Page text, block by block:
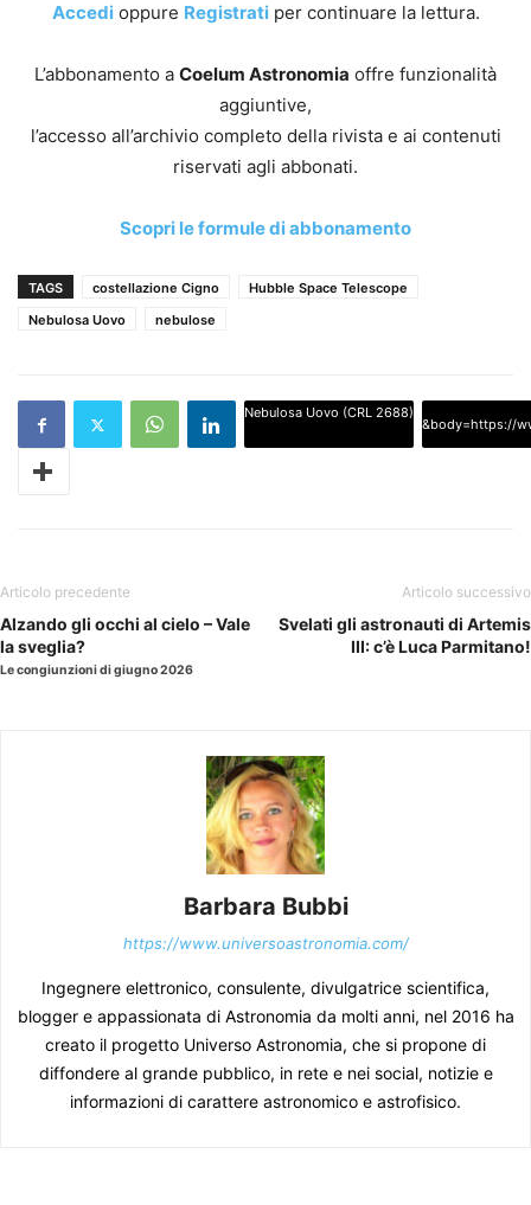
Accedioppure Registratiper continuare la lettura.
L’abbonamento a Coelum Astronomia offre funzionalità
aggiuntive,
l’accesso all’archivio completo della rivista e ai contenuti
riservati agli abbonati.
Scopri le formule di abbonamento
TAGS costellazione Cigno
Hubble Space Telescope
Nebulosa Uovo
nebulose
Nebulosa Uovo (CRL 2688)
&body=https://
Articolo precedente
Alzando gli occhi al cielo – Vale
la sveglia?
Le congiunzioni di giugno 2026
Articolo successivo
Svelati gli astronauti di Artemis
III: c’è Luca Parmitano!
Barbara Bubbi
https://www.universoastronomia.com/
Ingegnere elettronico, consulente, divulgatrice scientifica,
blogger e appassionata di Astronomia da molti anni, nel 2016 ha
creato il progetto Universo Astronomia, che si propone di
diffondere al grande pubblico, in rete e nei social, notizie e
informazioni di carattere astronomico e astrofisico.